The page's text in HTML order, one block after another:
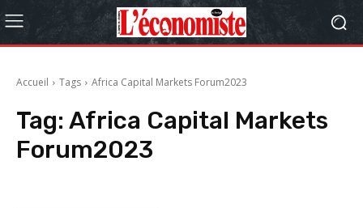
Accueil Tags Africa Capital Markets Forum2023
Tag: Africa Capital Markets
Forum2023